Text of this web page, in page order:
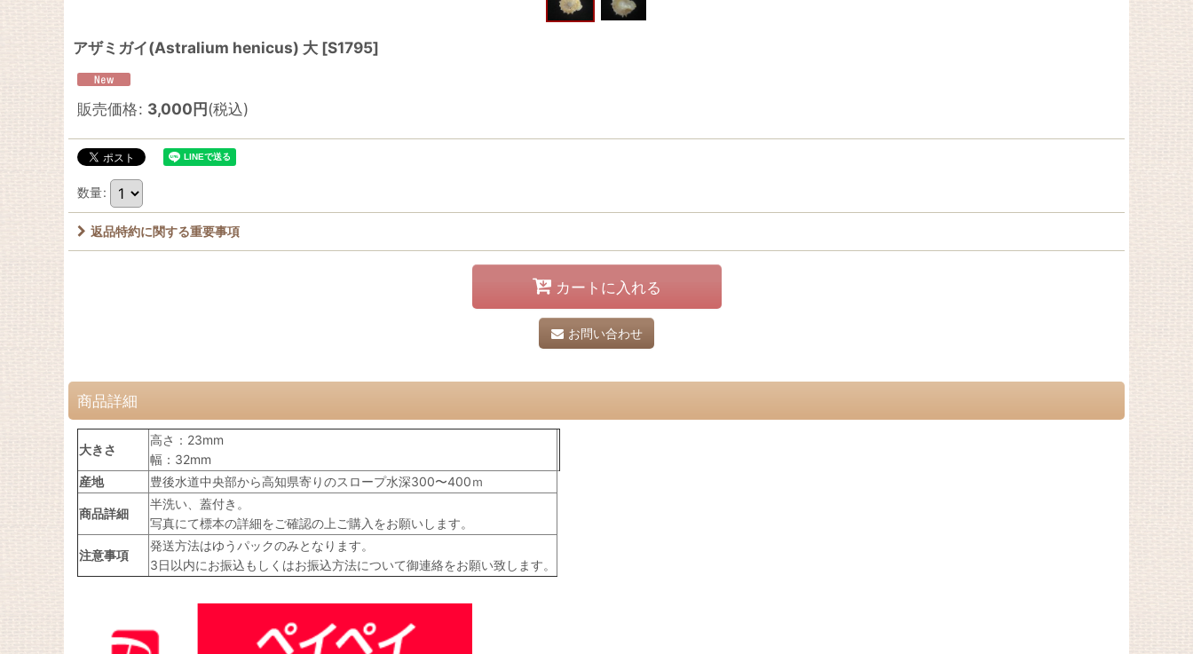
アザミガイ(Astralium henicus) 大 [S1795]
販売価格: 3,000円(税込)
数量:
返品特約に関する重要事項
カートに入れる
お問い合わせ
商品詳細
大きさ
高さ：23mm
幅：32mm
産地
豊後水道中央部から高知県寄りのスロープ水深300〜400ｍ
商品詳細
半洗い、蓋付き。
写真にて標本の詳細をご確認の上ご購入をお願いします。
注意事項
発送方法はゆうパックのみとなります。
3日以内にお振込もしくはお振込方法について御連絡をお願い致します。